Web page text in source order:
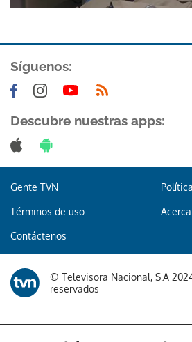
Síguenos:
Descubre nuestras apps:
Gente TVN
Términos de uso
Contáctenos
© Televisora Nacional, S.A
reservados